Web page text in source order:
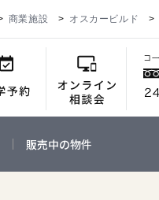
商業施設 オスカービルド
販売中の物件